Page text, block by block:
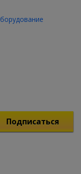
Подписаться